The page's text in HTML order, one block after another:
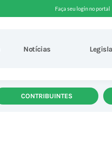
Faça seu login no portal
Notícias
CONTRIBUINTES